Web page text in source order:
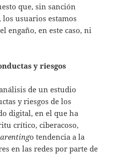
que, sin sanción
usuarios estamos
engaño, en este caso, ni
y riesgos
de un estudio
y riesgos de los
digital, en el que ha
crítico, ciberacoso,
o tendencia a la
en las redes por parte de